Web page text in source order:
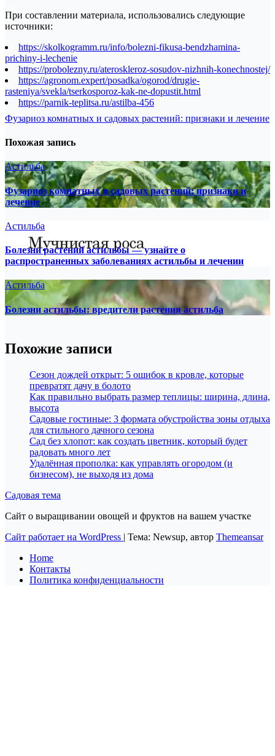
При составлении материала, использовались следующие
источники:
https://skolkogramm.ru/info/bolezni-fikusa-bendzhamina-
prichiny-i-lechenie
https://probolezny.ru/ateroskleroz-sosudov-nizhnih-konechnostej/
https://agronom.expert/posadka/ogorod/drugie-
rasteniya/svekla/tserkosporoz-kak-ne-dopustit.html
https://parnik-teplitsa.ru/astilba-456
Навигация
по
Фузариоз комнатных и садовых растений: признаки и лечение
Похожая запись
Астильба
Фузариоз комнатных и садовых растений: признаки и
лечение
Астильба
Болезни растений астильбы — узнайте о
распространенных заболеваниях астильбы и лечении
Астильба
Болезни астильбы: вредители растения астильба
Похожие записи
Сезон дождей открыт: 5 ошибок в кровле, которые
превратят дачу в болото
Как правильно выбрать размер теплицы: ширина, длина,
высота
Садовые гостиные: 3 формата обустройства зоны отдыха
для стильного дачного сезона
Сад без хлопот: как создать цветник, который будет
радовать много лет
Удалённая прополка: как управлять огородом (и
бизнесом), не выходя из дома
Садовая тема
Сайт о выращивании овощей и фруктов на вашем участке
Сайт работает на WordPress | Тема: Newsup, автор Themeansar
Home
Контакты
Политика конфиденциальности